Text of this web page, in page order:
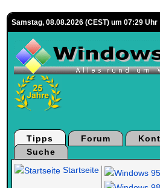
Samstag, 08.08.2026 (CEST) um 07:29 Uhr
Tipps Forum
Suche
Startseite